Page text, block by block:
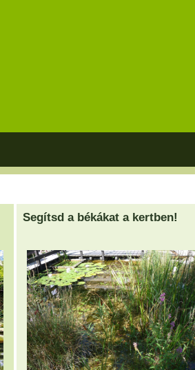
Segítsd a békákat a kertben!